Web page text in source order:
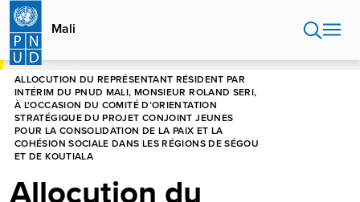
Aller
contenu
principal
Mali
HOME
ALLOCUTION DU REPRÉSENTANT RÉSIDENT PAR
INTÉRIM DU PNUD MALI, MONSIEUR ROLAND SERI,
À L'OCCASION DU COMITÉ D’ORIENTATION
STRATÉGIQUE DU PROJET CONJOINT JEUNES
POUR LA CONSOLIDATION DE LA PAIX ET LA
COHÉSION SOCIALE DANS LES RÉGIONS DE SÉGOU
ET DE KOUTIALA